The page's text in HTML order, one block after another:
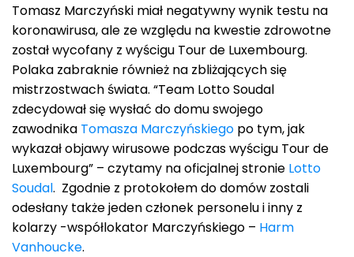
Tomasz Marczyński miał negatywny wynik testu na
koronawirusa, ale ze względu na kwestie zdrowotne
został wycofany z wyścigu Tour de Luxembourg.
Polaka zabraknie również na zbliżających się
mistrzostwach świata. “Team Lotto Soudal
zdecydował się wysłać do domu swojego
zawodnika Tomasza Marczyńskiego po tym, jak
wykazał objawy wirusowe podczas wyścigu Tour de
Luxembourg” – czytamy na oficjalnej stronie Lotto
Soudal. Zgodnie z protokołem do domów zostali
odesłany także jeden członek personelu i inny z
kolarzy -współlokator Marczyńskiego – Harm
Vanhoucke.